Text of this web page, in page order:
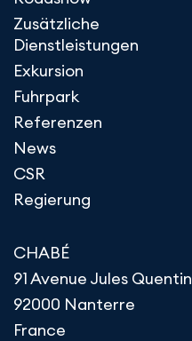
Zusätzliche
Dienstleistungen
Exkursion
Fuhrpark
Referenzen
News
CSR
Regierung
CHABÉ
91 Avenue Jules Quentin
92000 Nanterre
France